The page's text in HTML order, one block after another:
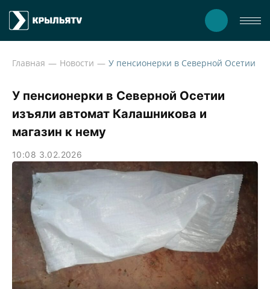
Главная Новости
У пенсионерки в Северной Осетии
изъяли автомат Калашникова и
магазин к нему
10:08 3.02.2026